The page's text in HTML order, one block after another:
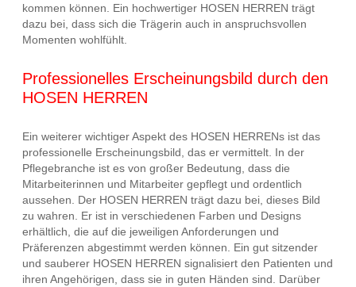
kommen können. Ein hochwertiger HOSEN HERREN trägt
dazu bei, dass sich die Trägerin auch in anspruchsvollen
Momenten wohlfühlt.
Professionelles Erscheinungsbild durch den
HOSEN HERREN
Ein weiterer wichtiger Aspekt des HOSEN HERRENs ist das
professionelle Erscheinungsbild, das er vermittelt. In der
Pflegebranche ist es von großer Bedeutung, dass die
Mitarbeiterinnen und Mitarbeiter gepflegt und ordentlich
aussehen. Der HOSEN HERREN trägt dazu bei, dieses Bild
zu wahren. Er ist in verschiedenen Farben und Designs
erhältlich, die auf die jeweiligen Anforderungen und
Präferenzen abgestimmt werden können. Ein gut sitzender
und sauberer HOSEN HERREN signalisiert den Patienten und
ihren Angehörigen, dass sie in guten Händen sind. Darüber